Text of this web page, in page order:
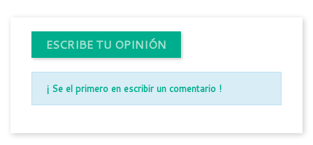
ESCRIBE TU OPINIÓN
¡ Se el primero en escribir un comentario !